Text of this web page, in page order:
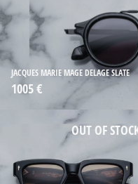
JACQUES MARIE MAGE DELAGE SLATE
1005 €
OUT OF